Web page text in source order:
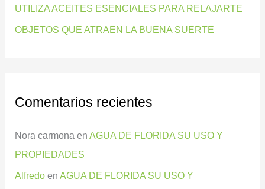
:UTILIZA ACEITES ESENCIALES PARA RELAJARTE
OBJETOS QUE ATRAEN LA BUENA SUERTE
Comentarios recientes
Nora carmona enAGUA DE FLORIDA SU USO Y
PROPIEDADES
Alfredo enAGUA DE FLORIDA SU USO Y